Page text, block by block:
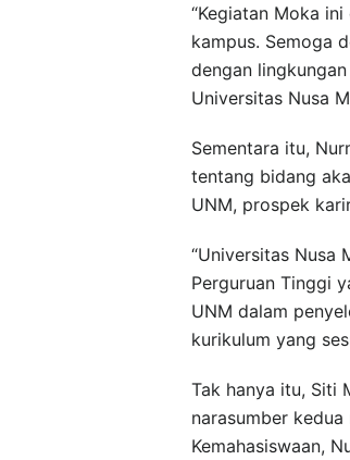
“Kegiatan Moka
kampus. Semoga
dengan
Universitas Nusa
Sementara itu,
tentang bidang
UNM, prospek
“Universitas Nusa
Perguruan Tinggi
UNM dalam
kurikulum yang
Tak hanya itu, Siti
narasumber
Kemahasiswaan,